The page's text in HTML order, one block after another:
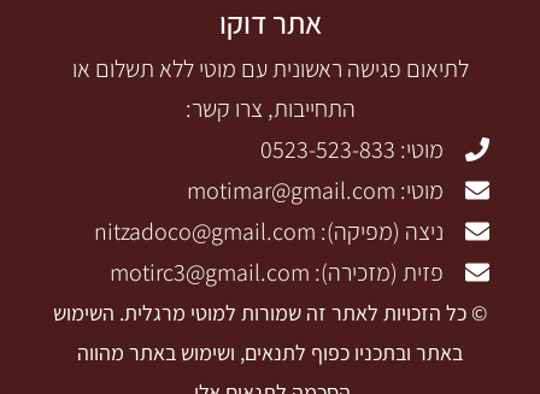
אתר דוקו
לתיאום פגישה ראשונית עם מוטי ללא תשלום או
התחייבות, צרו קשר:
מוטי: 0523-523-833
מוטי: motimar@gmail.com
ניצה (מפיקה): nitzadoco@gmail.com
פזית (מזכירה): motirc3@gmail.com
© כל הזכויות לאתר זה שמורות למוטי מרגלית. השימוש
באתר ובתכניו כפוף לתנאים, ושימוש באתר מהווה